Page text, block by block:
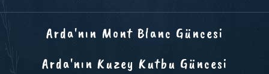
Arda'nın Mont Blanc Güncesi
Arda'nın Kuzey Kutbu Güncesi